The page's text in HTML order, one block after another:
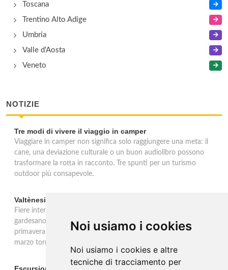
Noi usiamo i cookies
Noi usiamo i cookies e altre
tecniche di tracciamento per
Toscana
Trentino Alto Adige
Umbria
Valle d'Aosta
Veneto
NOTIZIE
Tre modi di vivere il viaggio in camper
Viaggiare in camper non significa solo raggiungere una meta: il
cane, una deviazione culturale o un buon audiolibro possono
trasformare la rotta in racconto. Tre spunti per un turismo
outdoor più consapevole.
Valtènesi: una primavera di eventi tra rosé e Lago di Garda
Fiere internazionali, eventi sul territorio e racconto del rosé
gardesano. Il Consorzio Valtènesi presenta il calendario della
primavera 2026 sulla sponda bresciana del Lago di Garda. Il 23
marzo torna La Prima del Valtènesi per stampa e operatori.